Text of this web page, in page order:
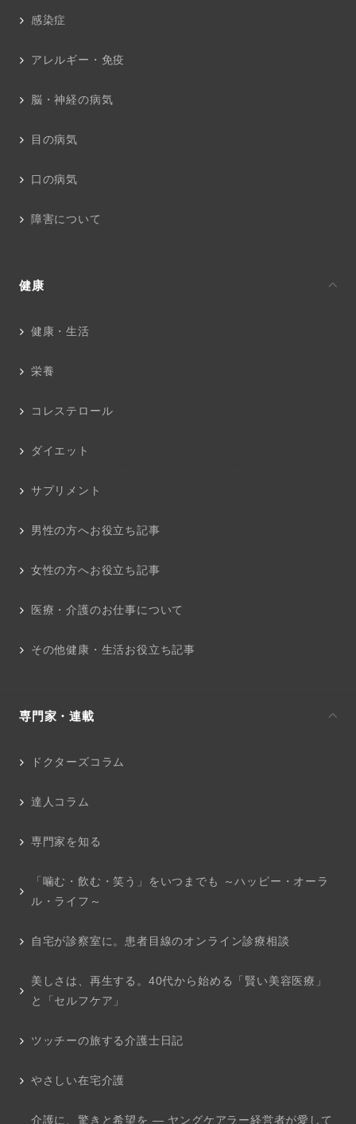
感染症
アレルギー・免疫
脳・神経の病気
目の病気
口の病気
障害について
健康
健康・生活
栄養
コレステロール
ダイエット
サプリメント
男性の方へお役立ち記事
女性の方へお役立ち記事
医療・介護のお仕事について
その他健康・生活お役立ち記事
専門家・連載
ドクターズコラム
達人コラム
専門家を知る
「噛む・飲む・笑う」をいつまでも ～ハッピー・オーラ
ル・ライフ～
自宅が診察室に。患者目線のオンライン診療相談
美しさは、再生する。40代から始める「賢い美容医療」
と「セルフケア」
ツッチーの旅する介護士日記
やさしい在宅介護
介護に、驚きと希望を ― ヤングケアラー経営者が愛して